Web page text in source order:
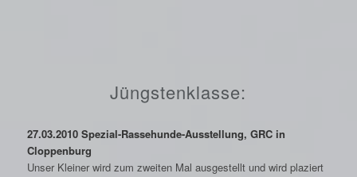
Jüngstenklasse:
27.03.2010 Spezial-Rassehunde-Ausstellung, GRC in
Cloppenburg
Unser Kleiner wird zum zweiten Mal ausgestellt und wird plaziert